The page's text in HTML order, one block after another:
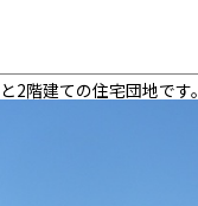
階建ての住宅団地です。